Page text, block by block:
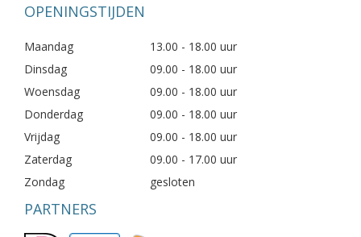
OPENINGSTIJDEN
Maandag
13.00 - 18.00 uur
Dinsdag
09.00 - 18.00 uur
Woensdag
09.00 - 18.00 uur
Donderdag
09.00 - 18.00 uur
Vrijdag
09.00 - 18.00 uur
Zaterdag
09.00 - 17.00 uur
Zondag
gesloten
PARTNERS